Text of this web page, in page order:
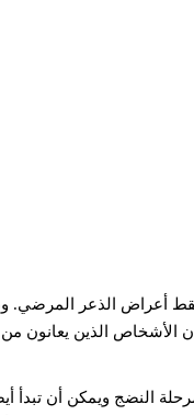
أعراض الذعر المرضي.
الأشخاص الذين يعانون
النضج ويمكن أن تبدأ